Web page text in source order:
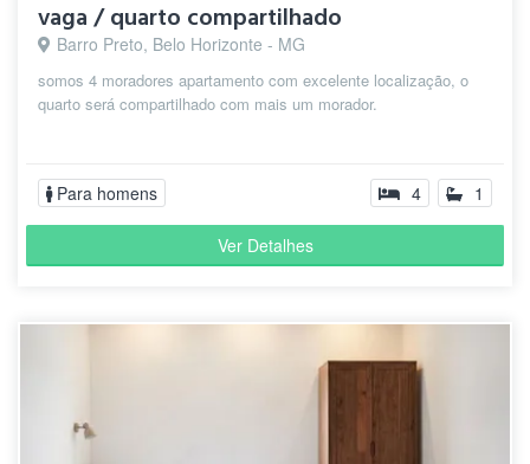
vaga / quarto compartilhado
Barro Preto, Belo Horizonte - MG
somos 4 moradores apartamento com excelente localização, o
quarto será compartilhado com mais um morador.
Para homens 4 1
Ver Detalhes